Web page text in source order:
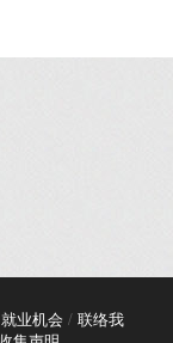
就业机会 / 联络我